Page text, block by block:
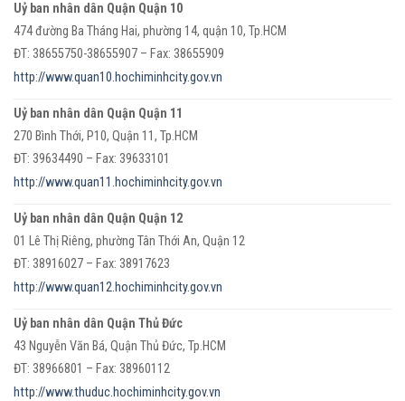
Uỷ ban nhân dân Quận Quận 10
474 đường Ba Tháng Hai, phường 14, quận 10, Tp.HCM
ĐT: 38655750-38655907 – Fax: 38655909
http://www.quan10.hochiminhcity.gov.vn
Uỷ ban nhân dân Quận Quận 11
270 Bình Thới, P10, Quận 11, Tp.HCM
ĐT: 39634490 – Fax: 39633101
http://www.quan11.hochiminhcity.gov.vn
Uỷ ban nhân dân Quận Quận 12
01 Lê Thị Riêng, phường Tân Thới An, Quận 12
ĐT: 38916027 – Fax: 38917623
http://www.quan12.hochiminhcity.gov.vn
Uỷ ban nhân dân Quận Thủ Đức
43 Nguyễn Văn Bá, Quận Thủ Đức, Tp.HCM
ĐT: 38966801 – Fax: 38960112
http://www.thuduc.hochiminhcity.gov.vn